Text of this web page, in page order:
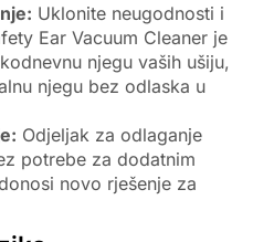
Uklonite neugodnosti i
Ear Vacuum Cleaner je
njegu vaših ušiju,
njegu bez odlaska u
Odjeljak za odlaganje
potrebe za dodatnim
novo rješenje za